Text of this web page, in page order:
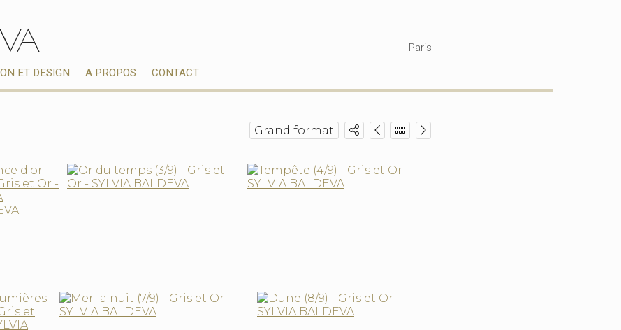
Paris
ET DESIGN A PROPOS CONTACT
Grand format